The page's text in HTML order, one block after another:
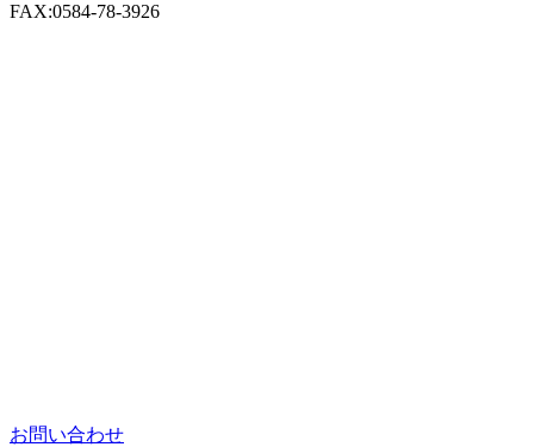
FAX:0584-78-3926
お問い合わせ